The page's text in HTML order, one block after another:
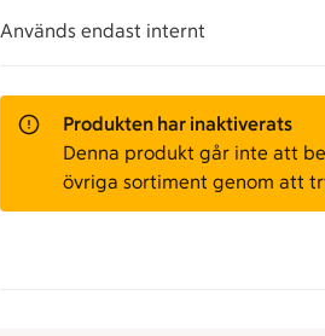
Används endast internt
Produkten har inaktiverats
Denna produkt går inte att
övriga sortiment genom att